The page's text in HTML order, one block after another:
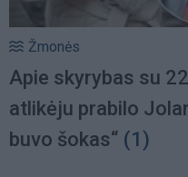
Žmonės
Apie skyrybas su
atlikėju prabilo
buvo šokas“ (1)